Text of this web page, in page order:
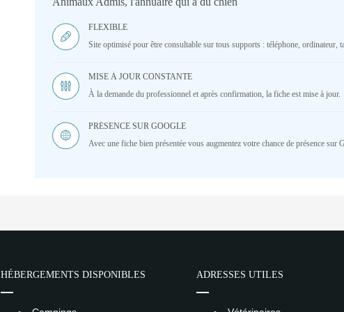
FLEXIBLE
Site optimisé pour être consultable sur tous supports : téléphone, ordinateur,
MISE À JOUR CONSTANTE
À la demande du professionnel et après confirmation, la fiche est mise à jour.
PRÉSENCE SUR GOOGLE
Avec une fiche bien présentée vous augmentez votre chance de présence sur
HÉBERGEMENTS DISPONIBLES ADRESSES UTILES